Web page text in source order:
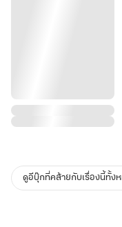
ดูอีบุ๊กที่คล้ายกับเรื่องนี้ทั้ง